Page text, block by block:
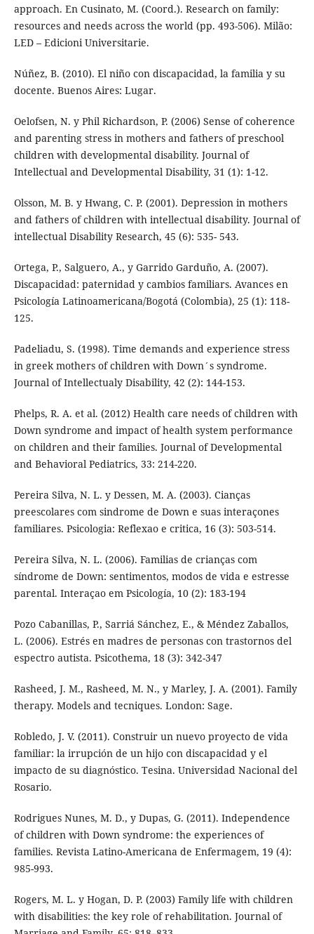
approach. En Cusinato, M. (Coord.). Research on family:
resources and needs across the world (pp. 493-506). Milão:
LED – Edicioni Universitarie.
Núñez, B. (2010). El niño con discapacidad, la familia y su
docente. Buenos Aires: Lugar.
Oelofsen, N. y Phil Richardson, P. (2006) Sense of coherence
and parenting stress in mothers and fathers of preschool
children with developmental disability. Journal of
Intellectual and Developmental Disability, 31 (1): 1-12.
Olsson, M. B. y Hwang, C. P. (2001). Depression in mothers
and fathers of children with intellectual disability. Journal of
intellectual Disability Research, 45 (6): 535- 543.
Ortega, P., Salguero, A., y Garrido Garduño, A. (2007).
Discapacidad: paternidad y cambios familiars. Avances en
Psicología Latinoamericana/Bogotá (Colombia), 25 (1): 118-
125.
Padeliadu, S. (1998). Time demands and experience stress
in greek mothers of children with Down´s syndrome.
Journal of Intellectualy Disability, 42 (2): 144-153.
Phelps, R. A. et al. (2012) Health care needs of children with
Down syndrome and impact of health system performance
on children and their families. Journal of Developmental
and Behavioral Pediatrics, 33: 214-220.
Pereira Silva, N. L. y Dessen, M. A. (2003). Cianças
preescolares com sindrome de Down e suas interaçones
familiares. Psicologia: Reflexao e critica, 16 (3): 503-514.
Pereira Silva, N. L. (2006). Familias de crianças com
síndrome de Down: sentimentos, modos de vida e estresse
parental. Interaçao em Psicología, 10 (2): 183-194
Pozo Cabanillas, P., Sarriá Sánchez, E., & Méndez Zaballos,
L. (2006). Estrés en madres de personas con trastornos del
espectro autista. Psicothema, 18 (3): 342-347
Rasheed, J. M., Rasheed, M. N., y Marley, J. A. (2001). Family
therapy. Models and tecniques. London: Sage.
Robledo, J. V. (2011). Construir un nuevo proyecto de vida
familiar: la irrupción de un hijo con discapacidad y el
impacto de su diagnóstico. Tesina. Universidad Nacional del
Rosario.
Rodrigues Nunes, M. D., y Dupas, G. (2011). Independence
of children with Down syndrome: the experiences of
families. Revista Latino-Americana de Enfermagem, 19 (4):
985-993.
Rogers, M. L. y Hogan, D. P. (2003) Family life with children
with disabilities: the key role of rehabilitation. Journal of